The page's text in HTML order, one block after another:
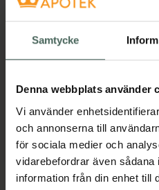
Samtycke
Denna webbplats använder
Vi använder
och annonserna till
för sociala medier och
vidarebefordrar även sådana
information från din enhet till
vätskeersättning
dospåsar
Kosttillskott
Kampanjpris online
72 kr
Tidigare pris:96 kr
KöpElotrans